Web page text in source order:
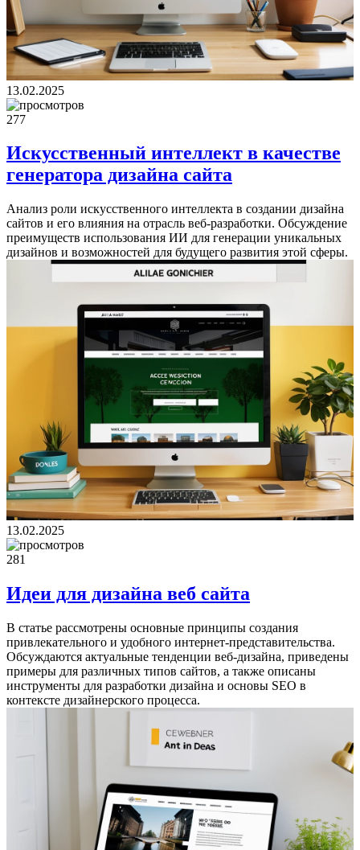
13.02.2025
277
Искусственный интеллект в качестве
генератора дизайна сайта
Анализ роли искусственного интеллекта в создании дизайна
сайтов и его влияния на отрасль веб-разработки. Обсуждение
преимуществ использования ИИ для генерации уникальных
дизайнов и возможностей для будущего развития этой сферы.
13.02.2025
281
Идеи для дизайна веб сайта
В статье рассмотрены основные принципы создания
привлекательного и удобного интернет-представительства.
Обсуждаются актуальные тенденции веб-дизайна, приведены
примеры для различных типов сайтов, а также описаны
инструменты для разработки дизайна и основы SEO в
контексте дизайнерского процесса.